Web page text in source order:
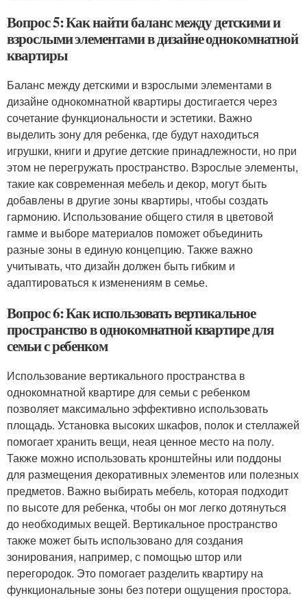
Вопрос 5: Как найти баланс между детскими и
взрослыми элементами в дизайне однокомнатной
квартиры
Баланс между детскими и взрослыми элементами в
дизайне однокомнатной квартиры достигается через
сочетание функциональности и эстетики. Важно
выделить зону для ребенка, где будут находиться
игрушки, книги и другие детские принадлежности, но при
этом не перегружать пространство. Взрослые элементы,
такие как современная мебель и декор, могут быть
добавлены в другие зоны квартиры, чтобы создать
гармонию. Использование общего стиля в цветовой
гамме и выборе материалов поможет объединить
разные зоны в единую концепцию. Также важно
учитывать, что дизайн должен быть гибким и
адаптироваться к изменениям в семье.
Вопрос 6: Как использовать вертикальное
пространство в однокомнатной квартире для
семьи с ребенком
Использование вертикального пространства в
однокомнатной квартире для семьи с ребенком
позволяет максимально эффективно использовать
площадь. Установка высоких шкафов, полок и стеллажей
помогает хранить вещи, неая ценное место на полу.
Также можно использовать кронштейны или поддоны
для размещения декоративных элементов или полезных
предметов. Важно выбирать мебель, которая подходит
по высоте для ребенка, чтобы он мог легко дотянуться
до необходимых вещей. Вертикальное пространство
также может быть использовано для создания
зонирования, например, с помощью штор или
перегородок. Это помогает разделить квартиру на
функциональные зоны без потери ощущения простора.